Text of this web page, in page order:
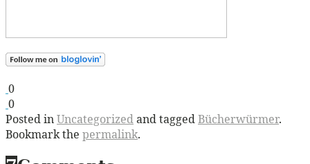
0
0
Posted inUncategorizedand taggedBücherwürmer.
Bookmark the permalink.